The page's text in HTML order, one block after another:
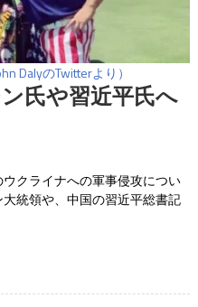
DalyのTwitterより）
氏や習近平氏へ
クライナへの軍事侵攻につい
統領や、中国の習近平総書記